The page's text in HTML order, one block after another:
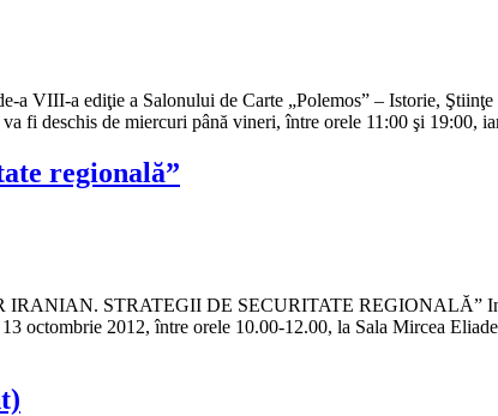
VIII-a ediţie a Salonului de Carte „Polemos” – Istorie,
fi deschis de miercuri până vineri, între orele 11:00 şi 19:00,
regională”
STRATEGII DE SECURITATE REGIONALĂ”
octombrie 2012, între orele 10.00-12.00, la Sala Mircea